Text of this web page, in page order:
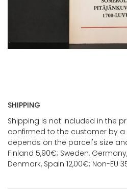
SHIPPING
Shipping is not included in the
confirmed to the customer by
depends on the parcel's size
Finland 5,90€; Sweden,
Denmark, Spain 12,00€; Non-EU